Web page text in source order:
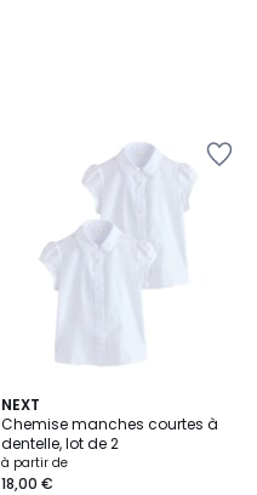
NEXT
Chemise manches courtes à
dentelle, lot de 2
à partir de
18,00 €